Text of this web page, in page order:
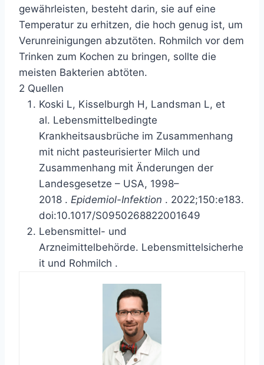
gewährleisten, besteht darin, sie auf eine
Temperatur zu erhitzen, die hoch genug ist, um
Verunreinigungen abzutöten. Rohmilch vor dem
Trinken zum Kochen zu bringen, sollte die
meisten Bakterien abtöten.
2 Quellen
Koski L, Kisselburgh H, Landsman L, et
al. Lebensmittelbedingte
Krankheitsausbrüche im Zusammenhang
mit nicht pasteurisierter Milch und
Zusammenhang mit Änderungen der
Landesgesetze – USA, 1998–
2018 . Epidemiol-Infektion . 2022;150:e183.
doi:10.1017/S0950268822001649
Lebensmittel- und
Arzneimittelbehörde. Lebensmittelsicherhe
it und Rohmilch .